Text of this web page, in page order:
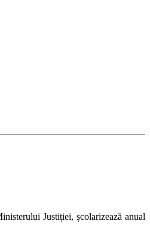
Justiției, școlarizează anual